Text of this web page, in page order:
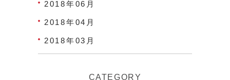
2018年06月
2018年04月
2018年03月
CATEGORY